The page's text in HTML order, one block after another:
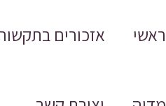
ראשי אזכורים